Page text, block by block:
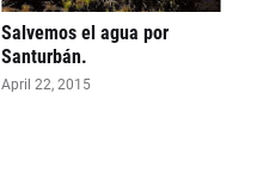
Salvemos el agua por
Santurbán.
April 22, 2015